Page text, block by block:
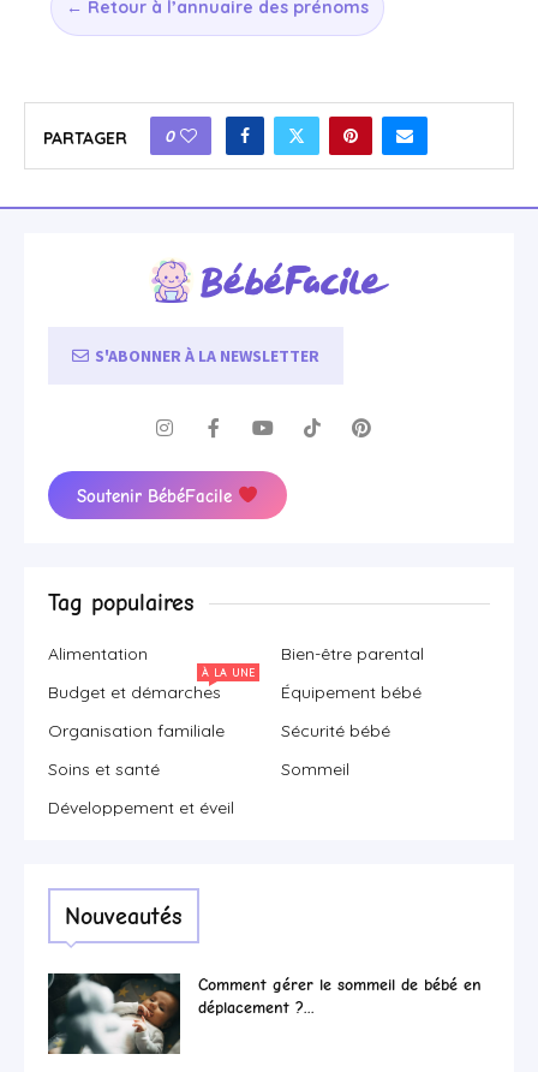
← Retour à l’annuaire des prénoms
PARTAGER 0
S'ABONNER À LA NEWSLETTER
Soutenir BébéFacile
Tag populaires
Alimentation
Bien-être parental
Budget et démarches
À LA UNE
Équipement bébé
Organisation familiale
Sécurité bébé
Soins et santé
Sommeil
Développement et éveil
Nouveautés
Comment gérer le sommeil de bébé en
déplacement ?...